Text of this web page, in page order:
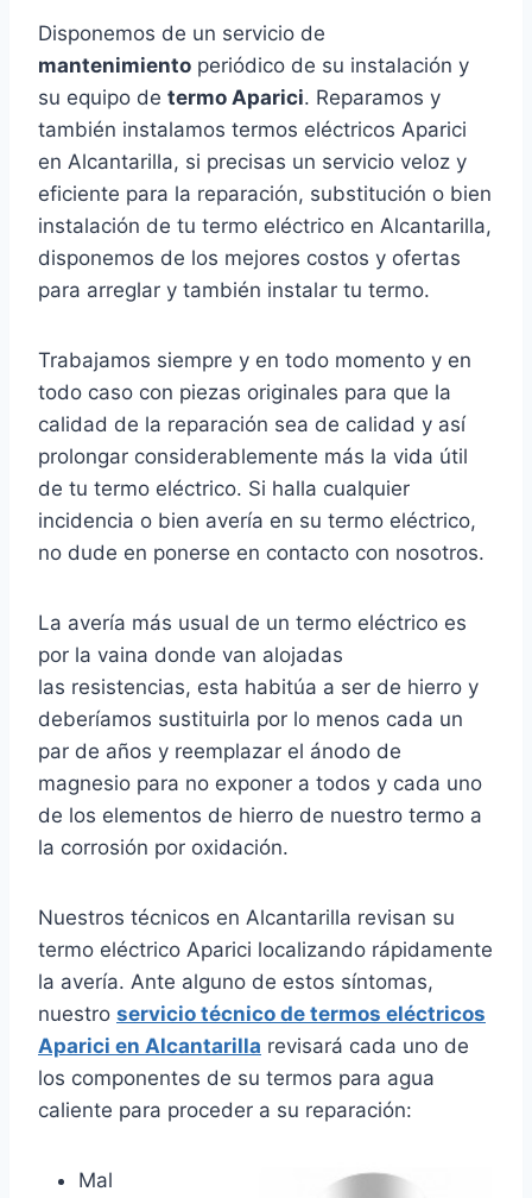
Disponemos de un servicio de
mantenimiento periódico de su instalación y
su equipo de termo Aparici. Reparamos y
también instalamos termos eléctricos Aparici
en Alcantarilla, si precisas un servicio veloz y
eficiente para la reparación, substitución o bien
instalación de tu termo eléctrico en Alcantarilla,
disponemos de los mejores costos y ofertas
para arreglar y también instalar tu termo.
Trabajamos siempre y en todo momento y en
todo caso con piezas originales para que la
calidad de la reparación sea de calidad y así
prolongar considerablemente más la vida útil
de tu termo eléctrico. Si halla cualquier
incidencia o bien avería en su termo eléctrico,
no dude en ponerse en contacto con nosotros.
La avería más usual de un termo eléctrico es
por la vaina donde van alojadas
las resistencias, esta habitúa a ser de hierro y
deberíamos sustituirla por lo menos cada un
par de años y reemplazar el ánodo de
magnesio para no exponer a todos y cada uno
de los elementos de hierro de nuestro termo a
la corrosión por oxidación.
Nuestros técnicos en Alcantarilla revisan su
termo eléctrico Aparici localizando rápidamente
la avería. Ante alguno de estos síntomas,
nuestro servicio técnico de termos eléctricos
Aparici en Alcantarilla revisará cada uno de
los componentes de su termos para agua
caliente para proceder a su reparación:
Mal